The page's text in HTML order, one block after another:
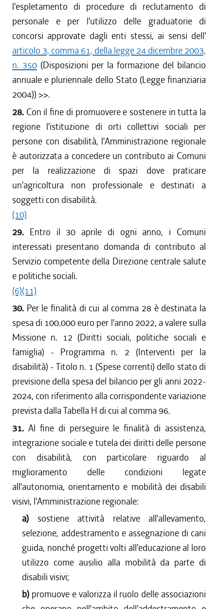
l'espletamento di procedure di reclutamento di
personale e per l'utilizzo delle graduatorie di
concorsi approvate dagli enti stessi, ai sensi dell'
articolo 3, comma 61, della legge 24 dicembre 2003,
n. 350 (Disposizioni per la formazione del bilancio
annuale e pluriennale dello Stato (Legge finanziaria
2004)) >>.
28. Con il fine di promuovere e sostenere in tutta la
regione l'istituzione di orti collettivi sociali per
persone con disabilità, l'Amministrazione regionale
è autorizzata a concedere un contributo ai Comuni
per la realizzazione di spazi dove praticare
un'agricoltura non professionale e destinati a
soggetti con disabilità.
(10)
29. Entro il 30 aprile di ogni anno, i Comuni
interessati presentano domanda di contributo al
Servizio competente della Direzione centrale salute
e politiche sociali.
(6)(11)
30. Per le finalità di cui al comma 28 è destinata la
spesa di 100.000 euro per l'anno 2022, a valere sulla
Missione n. 12 (Diritti sociali, politiche sociali e
famiglia) - Programma n. 2 (Interventi per la
disabilità) - Titolo n. 1 (Spese correnti) dello stato di
previsione della spesa del bilancio per gli anni 2022-
2024, con riferimento alla corrispondente variazione
prevista dalla Tabella H di cui al comma 96.
31. Al fine di perseguire le finalità di assistenza,
integrazione sociale e tutela dei diritti delle persone
con disabilità, con particolare riguardo al
miglioramento delle condizioni legate
all'autonomia, orientamento e mobilità dei disabili
visivi, l'Amministrazione regionale:
a) sostiene attività relative all'allevamento,
selezione, addestramento e assegnazione di cani
guida, nonché progetti volti all'educazione al loro
utilizzo come ausilio alla mobilità da parte di
disabili visivi;
b) promuove e valorizza il ruolo delle associazioni